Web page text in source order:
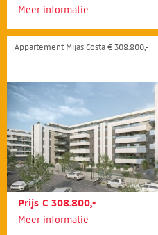
Meer informatie
Appartement Mijas Costa € 308.800,-
Prijs € 308.800,-
Meer informatie